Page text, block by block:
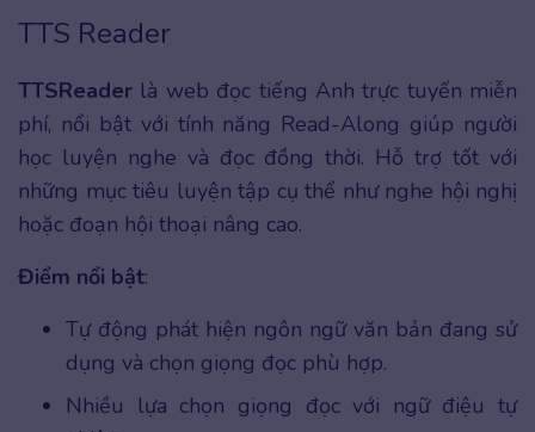
TTS Reader
TTSReader là web đọc tiếng Anh trực tuyến miễn
phí, nổi bật với tính năng Read-Along giúp người
học luyện nghe và đọc đồng thời. Hỗ trợ tốt với
những mục tiêu luyện tập cụ thể như nghe hội nghị
hoặc đoạn hội thoại nâng cao.
Điểm nổi bật:
Tự động phát hiện ngôn ngữ văn bản đang sử
dụng và chọn giọng đọc phù hợp.
Nhiều lựa chọn giọng đọc với ngữ điệu tự